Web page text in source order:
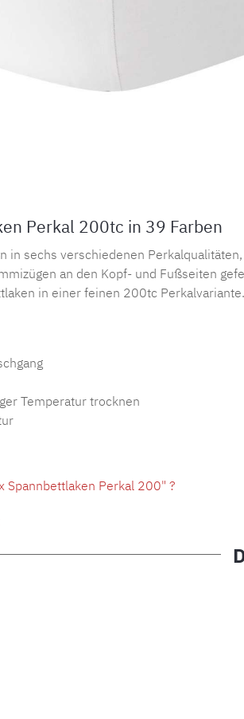
Perkal 200tc in 39 Farben
in sechs verschiedenen
an den Kopf- und Fußseiten
in einer feinen 200tc Perkalvariante.
Temperatur trocknen
Spannbettlaken Perkal 200" ?